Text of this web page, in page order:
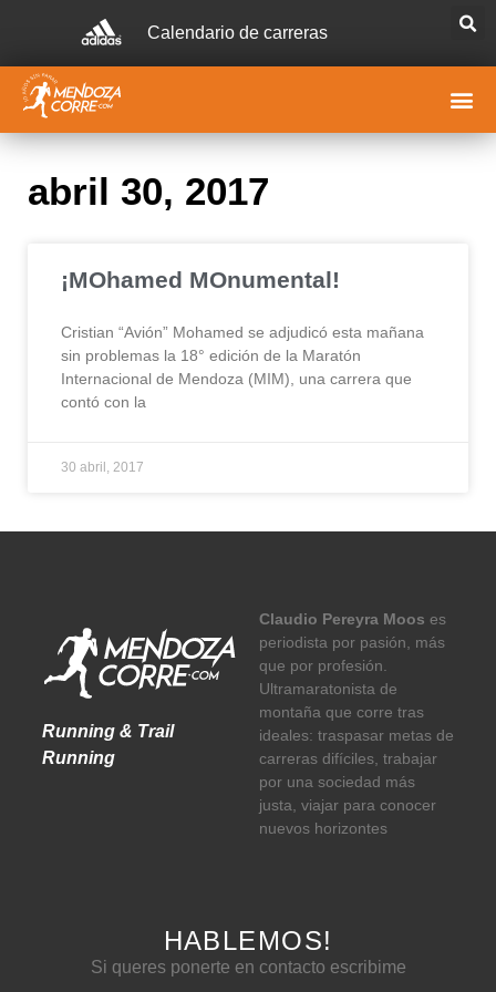
Calendario de carreras
abril 30, 2017
¡MOhamed MOnumental!
Cristian “Avión” Mohamed se adjudicó esta mañana
sin problemas la 18° edición de la Maratón
Internacional de Mendoza (MIM), una carrera que
contó con la
30 abril, 2017
Running & Trail
Running
Claudio Pereyra Moos es
periodista por pasión, más
que por profesión.
Ultramaratonista de
montaña que corre tras
ideales: traspasar metas de
carreras difíciles, trabajar
por una sociedad más
justa, viajar para conocer
nuevos horizontes
HABLEMOS!
Si queres ponerte en contacto escribime